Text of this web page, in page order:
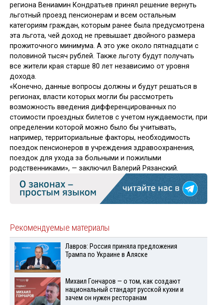
региона Вениамин Кондратьев принял решение вернуть
льготный проезд пенсионерам и всем остальным
категориям граждан, которым ранее была предусмотрена
эта льгота, чей доход не превышает двойного размера
прожиточного минимума. А это уже около пятнадцати с
половиной тысяч рублей. Также льготу будут получать
все жители края старше 80 лет независимо от уровня
дохода.
«Конечно, данные вопросы должны и будут решаться в
регионах, власти которых могли бы рассмотреть
возможность введения дифференцированных по
стоимости проездных билетов с учетом нуждаемости, при
определении которой можно было бы учитывать,
например, территориальные факторы, необходимость
поездок пенсионеров в учреждения здравоохранения,
поездок для ухода за больными и пожилыми
родственниками», — заключил Валерий Рязанский.
Рекомендуемые материалы
Лавров: Россия приняла предложения
Трампа по Украине в Аляске
Михаил Гончаров — о том, как создают
национальный стандарт русской кухни и
зачем он нужен ресторанам